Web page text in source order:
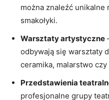
można znaleźć unikalne
smakołyki.
Warsztaty artystyczne
odbywają się warsztaty
ceramika, malarstwo
Przedstawienia
profesjonalne grupy